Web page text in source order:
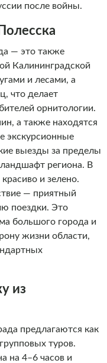
после войны.
— это также
Калининградской
и лесами, а
что делает
орнитологии.
а также находятся
экскурсионные
выезды за пределы
региона. В
и зелено.
— приятный
поездки. Это
большого города и
жизни области,
из
предлагаются как
туров.
на 4–6 часов и